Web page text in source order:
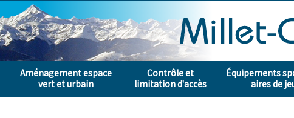
Aménagement espace
vert et urbain
Contrôle et
limitation d'accès
Équipements
aires de